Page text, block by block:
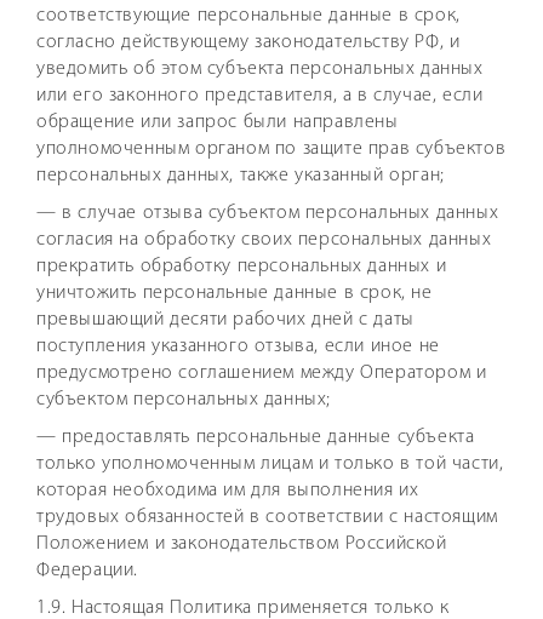
соответствующие персональные данные в срок,
согласно действующему законодательству РФ, и
уведомить об этом субъекта персональных данных
или его законного представителя, а в случае, если
обращение или запрос были направлены
уполномоченным органом по защите прав субъектов
персональных данных, также указанный орган;
— в случае отзыва субъектом персональных данных
согласия на обработку своих персональных данных
прекратить обработку персональных данных и
уничтожить персональные данные в срок, не
превышающий десяти рабочих дней с даты
поступления указанного отзыва, если иное не
предусмотрено соглашением между Оператором и
субъектом персональных данных;
— предоставлять персональные данные субъекта
только уполномоченным лицам и только в той части,
которая необходима им для выполнения их
трудовых обязанностей в соответствии с настоящим
Положением и законодательством Российской
Федерации.
1.9. Настоящая Политика применяется только к